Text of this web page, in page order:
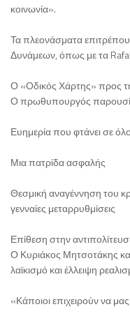
κοινωνία».
Τα πλεονάσματα
Δυνάμεων, όπως με τα
Ο «Οδικός Χάρτης» προς
Ο πρωθυπουργός
Ευημερία που φτάνει σε
Μια πατρίδα ασφαλής
Θεσμική αναγέννηση του
γενναίες μεταρρυθμίσεις
Επίθεση στην
Ο Κυριάκος Μητσοτάκης
λαϊκισμό και έλλειψη
«Κάποιοι επιχειρούν να